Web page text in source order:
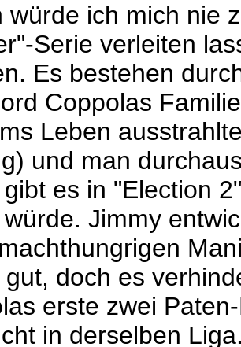
würde ich mich nie
Serie verleiten
Es bestehen
Coppolas
Leben
und man
es in "Election
Jimmy
doch es
erste zwei
in derselben